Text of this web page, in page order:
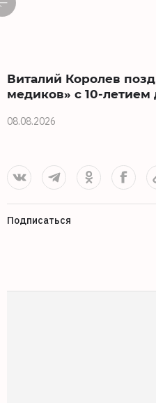
Виталий Королев
медиков» с 10-
08.08.2026
Подписаться